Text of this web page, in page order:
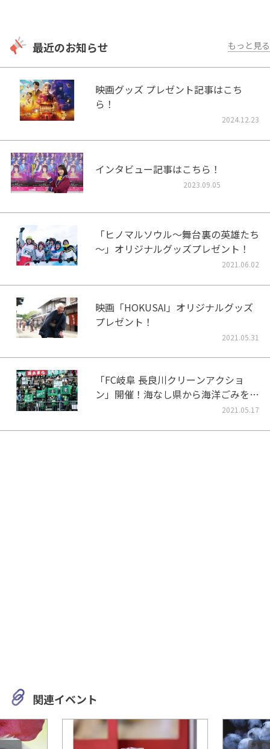
最近のお知らせ もっと見る
映画グッズ プレゼント記事はこち
ら！
2024.12.23
インタビュー記事はこちら！
2023.09.05
「ヒノマルソウル～舞台裏の英雄たち
～」オリジナルグッズプレゼント！
2021.06.02
映画「HOKUSAI」オリジナルグッズ
プレゼント！
2021.05.31
「FC岐阜 長良川クリーンアクショ
ン」開催！海なし県から海洋ごみをな
2021.05.17
関連イベント